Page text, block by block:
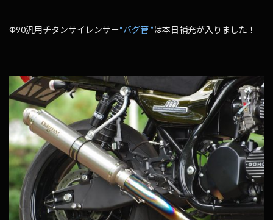
Φ90汎用チタンサイレンサー“バグ管 ”は本日補充が入りました！